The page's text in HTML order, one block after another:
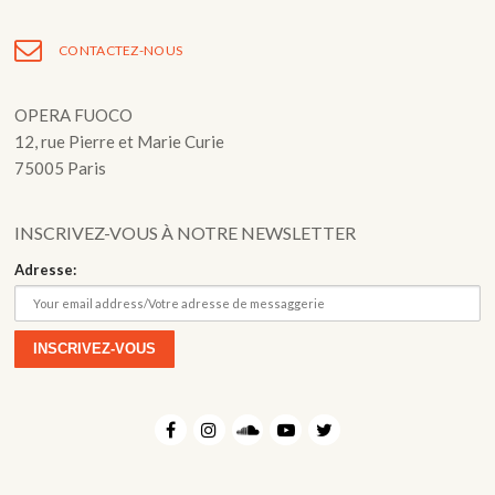
l’article
CONTACTEZ-NOUS
OPERA FUOCO
12, rue Pierre et Marie Curie
75005 Paris
INSCRIVEZ-VOUS À NOTRE NEWSLETTER
Adresse: